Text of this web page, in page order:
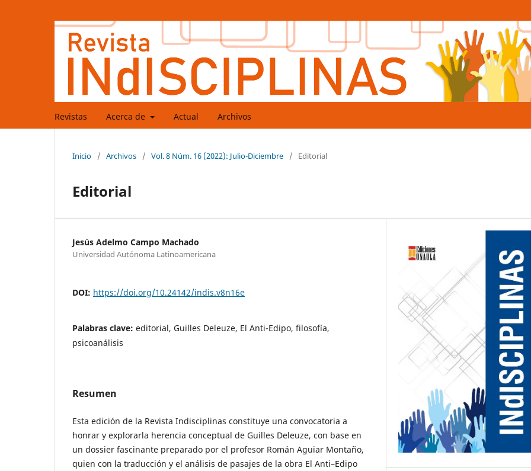
Revistas Acerca de Actual Archivos
Inicio / Archivos / Vol. 8 Núm. 16 (2022): Julio-Diciembre / Editorial
Editorial
Jesús Adelmo Campo Machado
Universidad Autónoma Latinoamericana
DOI: https://doi.org/10.24142/indis.v8n16e
Palabras clave: editorial, Guilles Deleuze, El Anti-Edipo, filosofía,
psicoanálisis
Resumen
Esta edición de la Revista Indisciplinas constituye una convocatoria a
honrar y explorarla herencia conceptual de Guilles Deleuze, con base en
un dossier fascinante preparado por el profesor Román Aguiar Montaño,
quien con la traducción y el análisis de pasajes de la obra El Anti–Edipo